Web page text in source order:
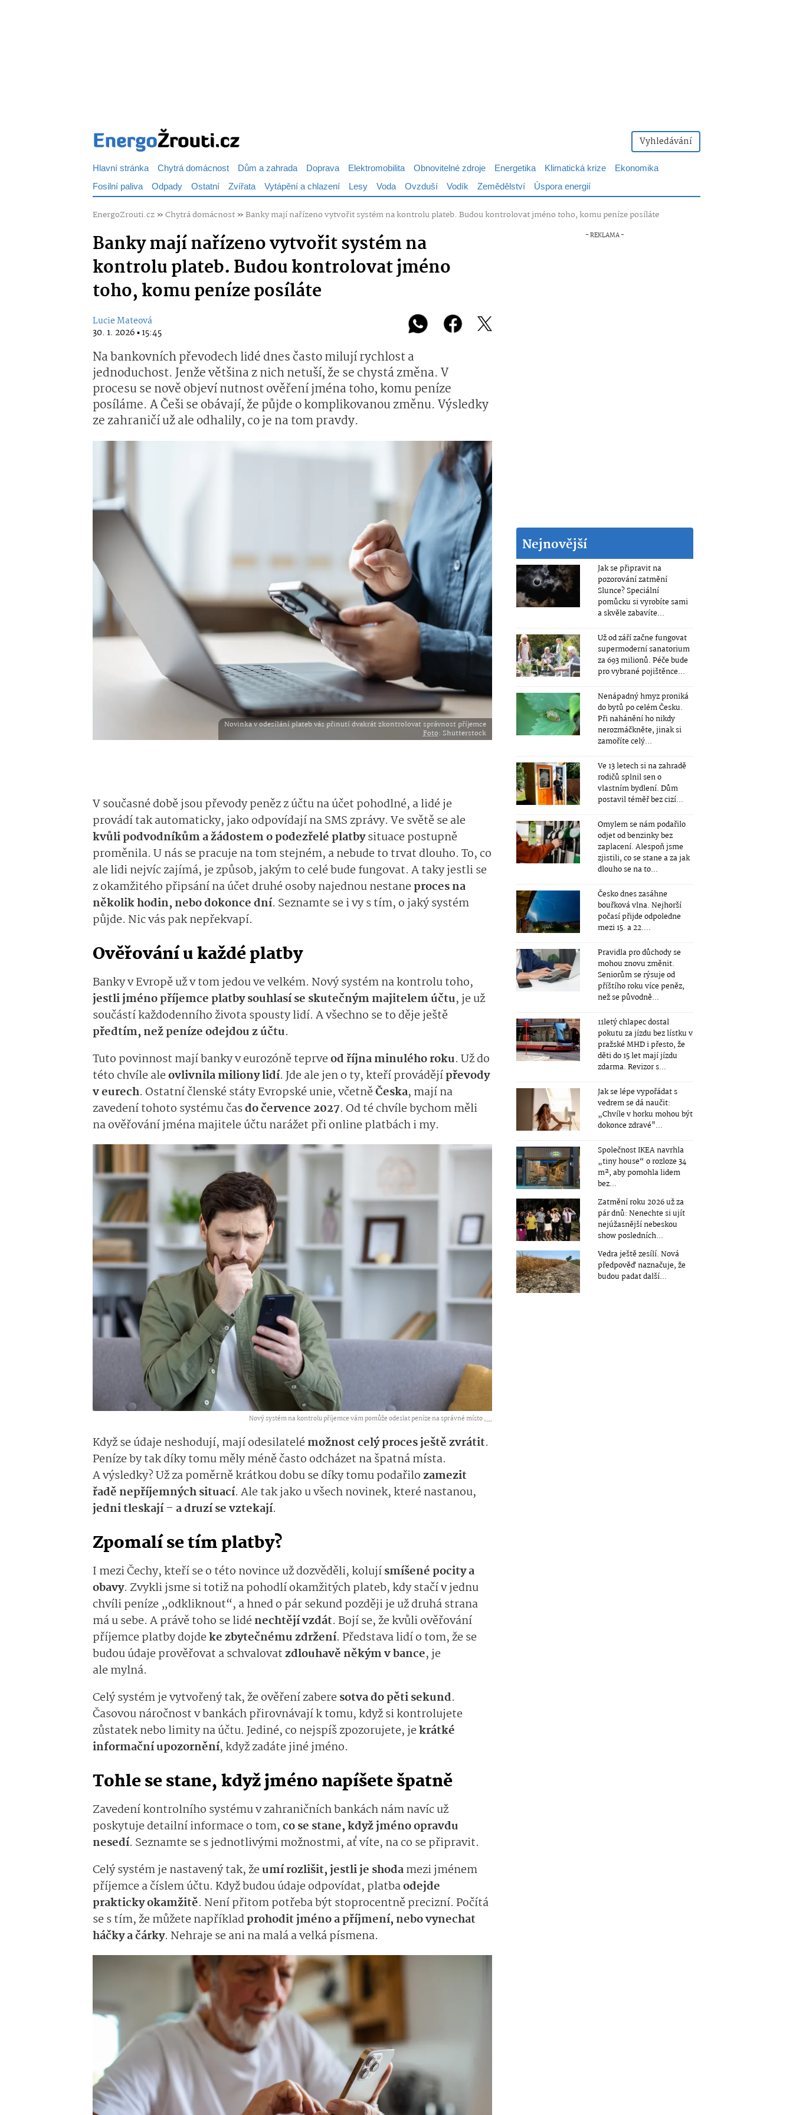
Vyhledávání
Hlavní stránka Chytrá domácnost Dům a zahrada Doprava Elektromobilita Obnovitelné zdroje Energetika Klimatická krize
Ekonomika
Fosilní paliva Odpady Ostatní Zvířata Vytápění a chlazení Lesy Voda Ovzduší Vodík Zemědělství Úspora energií
EnergoZrouti.cz»Chytrá domácnost»Banky mají nařízeno vytvořit systém na kontrolu plateb. Budou kontrolovat jméno toho, komu peníze posíláte
Banky mají nařízeno vytvořit systém na
kontrolu plateb. Budou kontrolovat jméno
toho, komu peníze posíláte
Lucie Mateová
30. 1. 2026 ▪ 15:45
Na bankovních převodech lidé dnes často milují rychlost a
jednoduchost. Jenže většina z nich netuší, že se chystá změna. V
procesu se nově objeví nutnost ověření jména toho, komu peníze
posíláme. A Češi se obávají, že půjde o komplikovanou změnu. Výsledky
ze zahraničí už ale odhalily, co je na tom pravdy.
Novinka v odesílání plateb vás přinutí dvakrát zkontrolovat správnost příjemce
Foto: Shutterstock
V současné době jsou převody peněz z účtu na účet pohodlné, a lidé je
provádí tak automaticky, jako odpovídají na SMS zprávy. Ve světě se ale
kvůli podvodníkům a žádostem o podezřelé platbysituace postupně
proměnila. U nás se pracuje na tom stejném, a nebude to trvat dlouho. To, co
ale lidi nejvíc zajímá, je způsob, jakým to celé bude fungovat. A taky jestli se
z okamžitého připsání na účet druhé osoby najednou nestaneproces na
několik hodin, nebo dokonce dní. Seznamte se i vy s tím, o jaký systém
půjde. Nic vás pak nepřekvapí.
Ověřování u každé platby
Banky v Evropě už v tom jedou ve velkém. Nový systém na kontrolu toho,
jestli jméno příjemce platby souhlasí se skutečným majitelem účtu, je už
součástí každodenního života spousty lidí. A všechno se to děje ještě
předtím, než peníze odejdou z účtu.
Tuto povinnost mají banky v eurozóně teprveod října minulého roku. Už do
této chvíle aleovlivnila miliony lidí. Jde ale jen o ty, kteří provádějípřevody
v eurech. Ostatní členské státy Evropské unie, včetněČeska, mají na
zavedení tohoto systému časdo července 2027. Od té chvíle bychom měli
na ověřování jména majitele účtu narážet při online platbách i my.
Nový systém na kontrolu příjemce vám pomůže odeslat peníze na správné místo ,...
Když se údaje neshodují, mají odesilatelémožnost celý proces ještě zvrátit.
Peníze by tak díky tomu měly méně často odcházet na špatná místa.
A výsledky? Už za poměrně krátkou dobu se díky tomu podařilozamezit
řadě nepříjemných situací. Ale tak jako u všech novinek, které nastanou,
jedni tleskají – a druzí se vztekají.
Zpomalí se tím platby?
I mezi Čechy, kteří se o této novince už dozvěděli, kolujísmíšené pocity a
obavy. Zvykli jsme si totiž na pohodlí okamžitých plateb, kdy stačí v jednu
chvíli peníze „odkliknout“, a hned o pár sekund později je už druhá strana
má u sebe. A právě toho se lidénechtějí vzdát. Bojí se, že kvůli ověřování
příjemce platby dojdeke zbytečnému zdržení. Představa lidí o tom, že se
budou údaje prověřovat a schvalovatzdlouhavě někým v bance, je
ale mylná.
Celý systém je vytvořený tak, že ověření zaberesotva do pěti sekund.
Časovou náročnost v bankách přirovnávají k tomu, když si kontrolujete
zůstatek nebo limity na účtu. Jediné, co nejspíš zpozorujete, jekrátké
informační upozornění, když zadáte jiné jméno.
Tohle se stane, když jméno napíšete špatně
Zavedení kontrolního systému v zahraničních bankách nám navíc už
poskytuje detailní informace o tom,co se stane, když jméno opravdu
nesedí. Seznamte se s jednotlivými možnostmi, ať víte, na co se připravit.
Celý systém je nastavený tak, žeumí rozlišit, jestli je shodamezi jménem
příjemce a číslem účtu. Když budou údaje odpovídat, platbaodejde
prakticky okamžitě. Není přitom potřeba být stoprocentně precizní. Počítá
se s tím, že můžete napříkladprohodit jméno a příjmení, nebo vynechat
háčky a čárky. Nehraje se ani na malá a velká písmena.
Nejnovější
Jak se připravit na
pozorování zatmění
Slunce? Speciální
pomůcku si vyrobíte sami
a skvěle zabavíte...
Už od září začne fungovat
supermoderní sanatorium
za 693 milionů. Péče bude
pro vybrané pojištěnce...
Nenápadný hmyz proniká
do bytů po celém Česku.
Při nahánění ho nikdy
nerozmáčkněte, jinak si
zamoříte celý...
Ve 13 letech si na zahradě
rodičů splnil sen o
vlastním bydlení. Dům
postavil téměř bez cizí...
Omylem se nám podařilo
odjet od benzinky bez
zaplacení. Alespoň jsme
zjistili, co se stane a za jak
dlouho se na to...
Česko dnes zasáhne
bouřková vlna. Nejhorší
počasí přijde odpoledne
mezi 15. a 22....
Pravidla pro důchody se
mohou znovu změnit.
Seniorům se rýsuje od
příštího roku více peněz,
než se původně...
11letý chlapec dostal
pokutu za jízdu bez lístku v
pražské MHD i přesto, že
děti do 15 let mají jízdu
zdarma. Revizor s...
Jak se lépe vypořádat s
vedrem se dá naučit:
„Chvíle v horku mohou být
dokonce zdravé"...
Společnost IKEA navrhla
„tiny house“ o rozloze 34
m², aby pomohla lidem
bez...
Zatmění roku 2026 už za
pár dnů: Nenechte si ujít
nejúžasnější nebeskou
show posledních...
Vedra ještě zesílí. Nová
předpověď naznačuje, že
budou padat další...